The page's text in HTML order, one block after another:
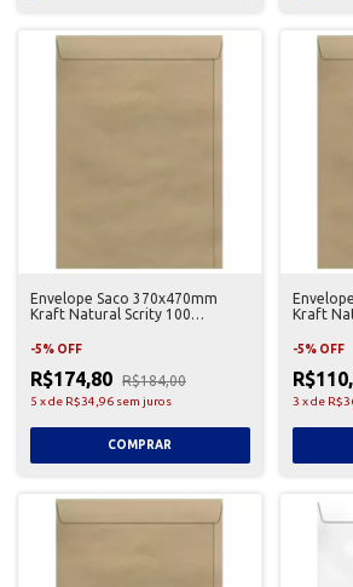
Envelope Saco 370x470mm
Kraft Natural Scrity 100
-5% OFF
R$174,80 R$184,00
5 xde R$34,96 sem juros
Kraft
-5% OFF
3 xde